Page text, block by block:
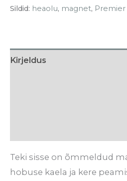
Sildid: heaolu, magnet, Premier
Kirjeldus
Teki sisse on õmmeldud
hobuse kaela ja kere